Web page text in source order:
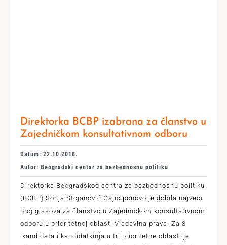
Direktorka BCBP izabrana za članstvo u
Zajedničkom konsultativnom odboru
Datum: 22.10.2018.
Autor: Beogradski centar za bezbednosnu politiku
Direktorka Beogradskog centra za bezbednosnu politiku
(BCBP) Sonja Stojanović Gajić ponovo je dobila najveći
broj glasova za članstvo u Zajedničkom konsultativnom
odboru u prioritetnoj oblasti Vladavina prava. Za 8
kandidata i kandidatkinja u tri prioritetne oblasti je